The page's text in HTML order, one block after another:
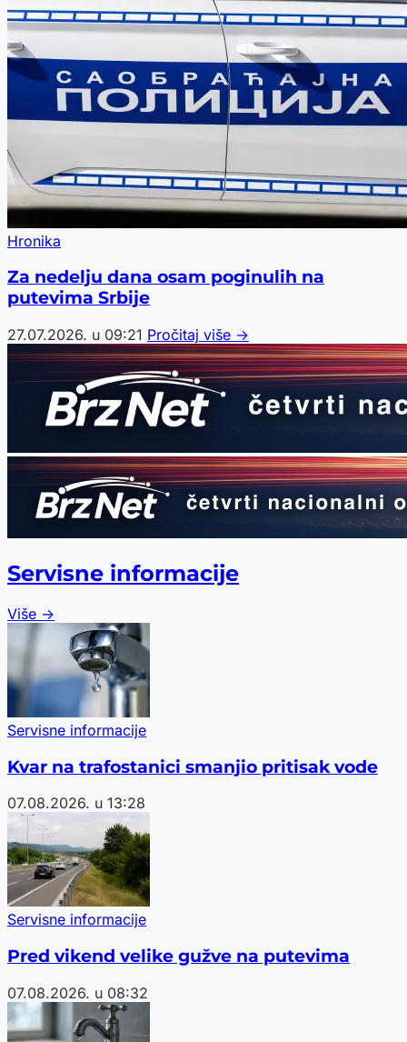
Hronika
Za nedelju dana osam poginulih na
putevima Srbije
27.07.2026. u 09:21 Pročitaj više →
Servisne informacije
Više →
Servisne informacije
Kvar na trafostanici smanjio pritisak vode
07.08.2026. u 13:28
Servisne informacije
Pred vikend velike gužve na putevima
07.08.2026. u 08:32